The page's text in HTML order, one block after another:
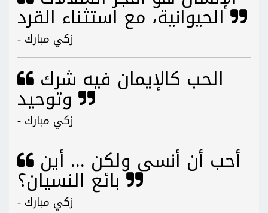
الحيوانية، مع استثناء القرد
- زكي مبارك
- زكي مبارك
بائع النسيان؟
- زكي مبارك